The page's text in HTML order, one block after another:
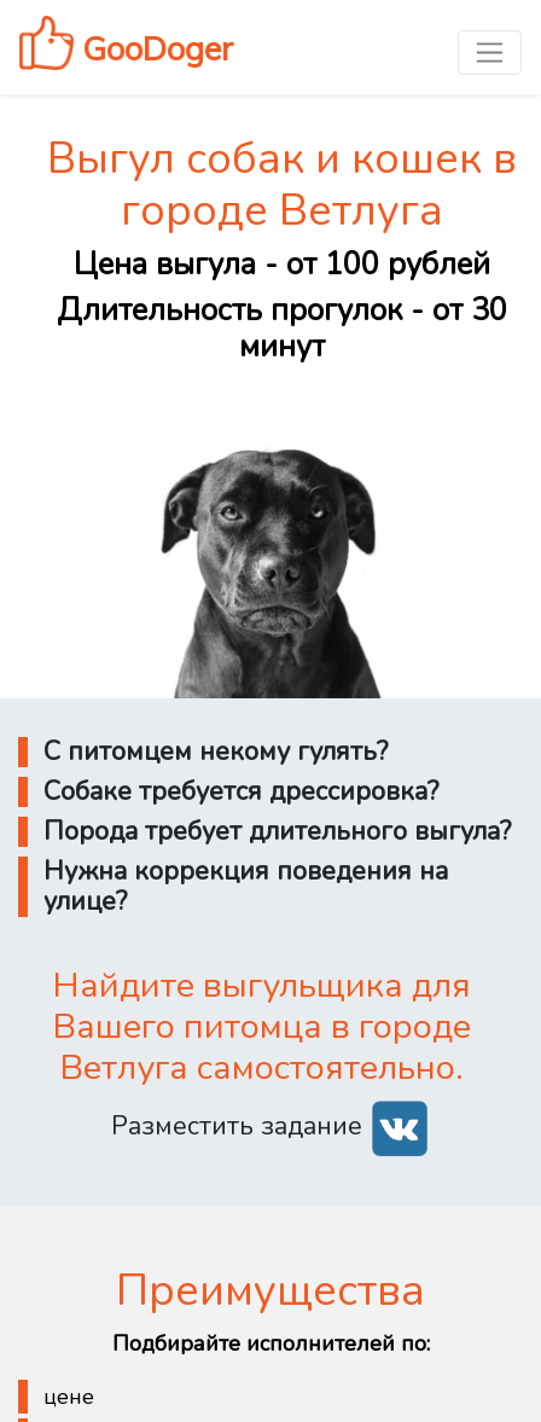
GooDoger
Выгул собак и кошек в
городе Ветлуга
Цена выгула - от 100 рублей
Длительность прогулок - от 30
минут
С питомцем некому гулять?
Собаке требуется дрессировка?
Порода требует длительного выгула?
Нужна коррекция поведения на
улице?
Найдите выгульщика для
Вашего питомца в городе
Ветлуга самостоятельно.
Разместить задание
Преимущества
Подбирайте исполнителей по:
цене